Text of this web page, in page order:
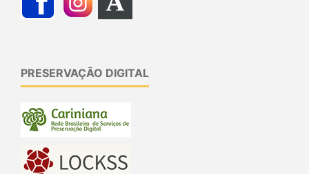
PRESERVAÇÃO DIGITAL